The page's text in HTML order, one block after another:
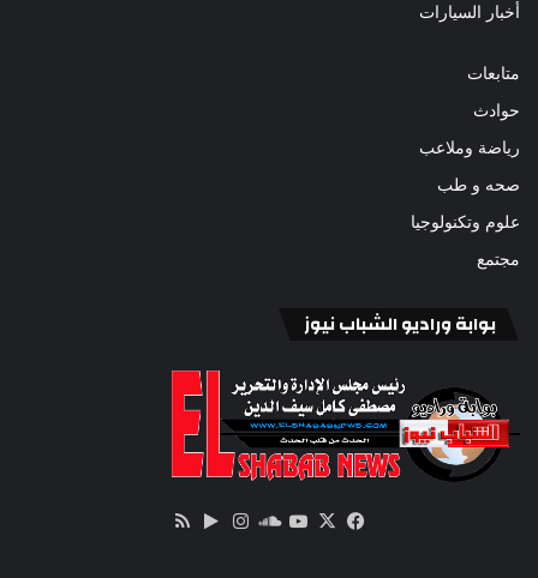
أخبار السيارات
متابعات
حوادث
رياضة وملاعب
صحه و طب
علوم وتكنولوجيا
مجتمع
بوابة وراديو الشباب نيوز
فيسبوك
‫X
‫YouTube
ساوندانستقرام‏Google